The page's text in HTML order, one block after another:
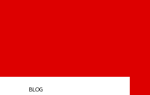
BLOG